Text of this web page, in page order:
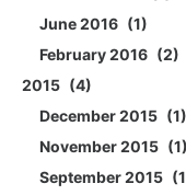
June 2016
1
February 2016
2
2015
4
December 2015
1
November 2015
1
September 2015
1